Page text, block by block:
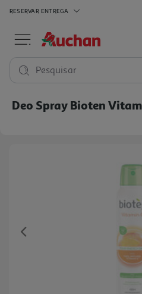
RESERVAR ENTREGA
Pesquisar
Deo Spray Bioten
Previous